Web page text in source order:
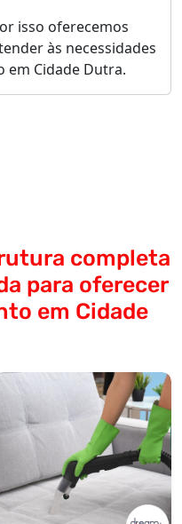
isso oferecemos
às necessidades
em Cidade Dutra.
completa
para oferecer
em Cidade